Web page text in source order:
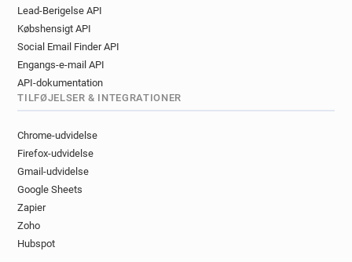
Lead-Berigelse API
Købshensigt API
Social Email Finder API
Engangs-e-mail API
API-dokumentation
TILFØJELSER & INTEGRATIONER
Chrome-udvidelse
Firefox-udvidelse
Gmail-udvidelse
Google Sheets
Zapier
Zoho
Hubspot